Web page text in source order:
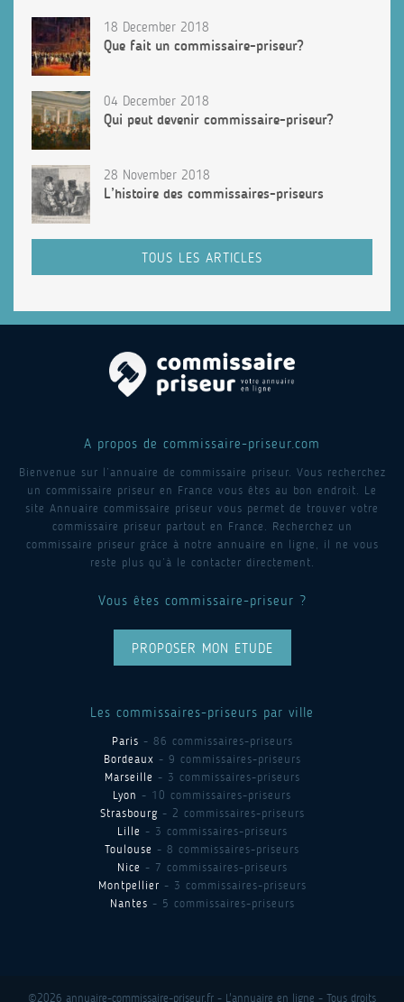
18 December 2018
Que fait un commissaire-priseur?
04 December 2018
Qui peut devenir commissaire-priseur?
28 November 2018
L’histoire des commissaires-priseurs
TOUS LES ARTICLES
A propos de commissaire-priseur.com
Bienvenue sur l’annuaire de commissaire priseur. Vous recherchez
un commissaire priseur en France vous êtes au bon endroit. Le
site Annuaire commissaire priseur vous permet de trouver votre
commissaire priseur partout en France. Recherchez un
commissaire priseur grâce à notre annuaire en ligne, il ne vous
reste plus qu’à le contacter directement.
Vous êtes commissaire-priseur ?
PROPOSER MON ETUDE
Les commissaires-priseurs par ville
Paris - 86 commissaires-priseurs
Bordeaux - 9 commissaires-priseurs
Marseille - 3 commissaires-priseurs
Lyon - 10 commissaires-priseurs
Strasbourg - 2 commissaires-priseurs
Lille - 3 commissaires-priseurs
Toulouse - 8 commissaires-priseurs
Nice - 7 commissaires-priseurs
Montpellier - 3 commissaires-priseurs
Nantes - 5 commissaires-priseurs
©2026 annuaire-commissaire-priseur.fr - L'annuaire en ligne - Tous droits